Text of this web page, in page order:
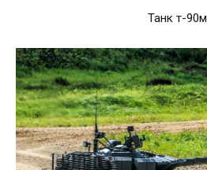
Танк т-90м